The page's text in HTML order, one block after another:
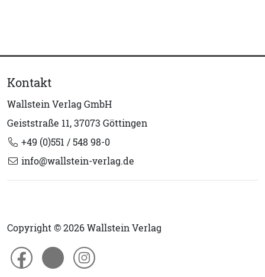
Kontakt
Wallstein Verlag GmbH
Geiststraße 11, 37073 Göttingen
+49 (0)551 / 548 98-0
info@wallstein-verlag.de
Copyright © 2026 Wallstein Verlag